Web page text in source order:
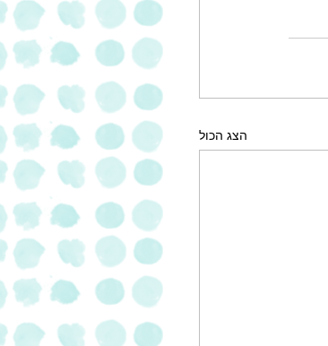
הצג הכול